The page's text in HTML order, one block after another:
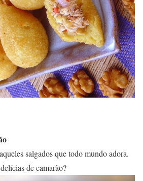
salgados que todo mundo adora.
de camarão?